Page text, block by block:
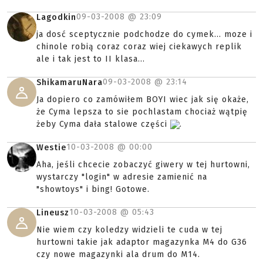
Lagodkin09-03-2008 @ 23:09
ja dosć sceptycznie podchodze do cymek... moze i
chinole robią coraz coraz wiej ciekawych replik
ale i tak jest to II klasa...
ShikamaruNara09-03-2008 @ 23:14
Ja dopiero co zamówiłem BOYI wiec jak się okaże,
że Cyma lepsza to sie pochlastam chociaż wątpię
żeby Cyma dała stalowe części
.
Westie10-03-2008 @ 00:00
Aha, jeśli chcecie zobaczyć giwery w tej hurtowni,
wystarczy "login" w adresie zamienić na
"showtoys" i bing! Gotowe.
Lineusz10-03-2008 @ 05:43
Nie wiem czy koledzy widzieli te cuda w tej
hurtowni takie jak adaptor magazynka M4 do G36
czy nowe magazynki ala drum do M14.